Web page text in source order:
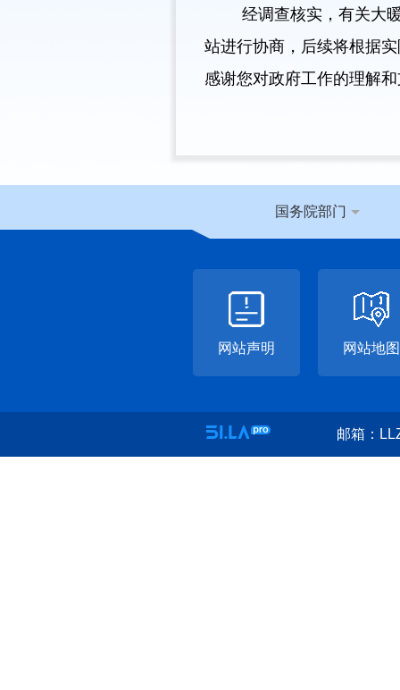
经调查核实，有关大暖
站进行协商，后续将根据
感谢您对政府工作的理解
国务院部门
网站声明 网站地图
邮箱：